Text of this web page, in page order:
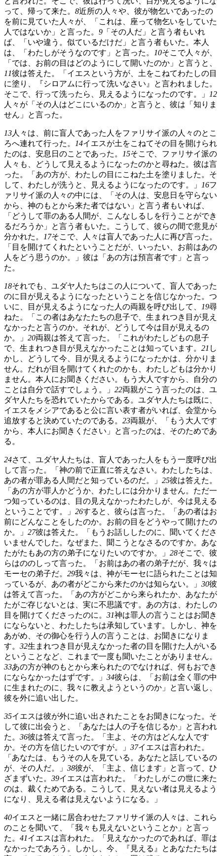
って、帰って来た。 8近所の人々や、彼が物乞いであったの
を前に見ていた人々が、「これは、座って物乞いをしていた
人ではないか」と言った。 9 「その人だ」と言う者もいれ
ば、「いや違う。似ているだけだ」と言う者もいた。本人
は、「わたしがそうなのです」と言った。
10そこで人々が、
「では、お前の目はどのようにして開いたのか」と言うと、
11彼は答えた。「イエスという方が、土をこねてわたしの目
に塗り、『シロアムに行って洗いなさい』と言われました。
そこで、行って洗ったら、見えるようになったのです。」
12
人々が「その人はどこにいるのか」と言うと、彼は「知りま
せん」と言った。
13人々は、前に盲人であった人をファリサイ派の人々のとこ
ろへ連れて行った。
14イエスが土をこねてその目を開けられ
たのは、安息日のことであった。
15そこで、ファリサイ派の
人々も、どうして見えるようになったのかと尋ねた。彼は言
った。「あの方が、わたしの目にこねた土を塗りました。そ
して、わたしが洗うと、見えるようになったのです。」
16フ
ァリサイ派の人々の中には、「その人は、安息日を守らない
から、神のもとから来た者ではない」と言う者もいれば、
「どうして罪のある人間が、こんなしるしを行うことができ
るだろうか」と言う者もいた。こうして、彼らの間で意見が
分かれた。
17そこで、人々は盲人であった人に再び言った。
「目を開けてくれたということだが、いったい、お前はあの
人をどう思うのか。」彼は「あの方は預言者です」と言っ
た。
18それでも、ユダヤ人たちはこの人について、盲人であった
のに目が見えるようになったということを信じなかった。つ
いに、目が見えるようになった人の両親を呼び出して、
19尋
ねた。「この者はあなたたちの息子で、生まれつき目が見え
なかったと言うのか。それが、どうして今は目が見えるの
か。」 20両親は答えて言った。「これがわたしどもの息子
で、生まれつき目が見えなかったことは知っています。 21 し
かし、どうして今、目が見えるようになったかは、分かりま
せん。だれが目を開けてくれたのかも、わたしどもは分かり
ません。本人にお聞きください。もう大人ですから、自分の
ことは自分で話すでしょう。」 22両親がこう言ったのは、ユ
ダヤ人たちを恐れていたからである。ユダヤ人たちは既に、
イエスをメシアであると公に言い表す者がいれば、会堂から
追放すると決めていたのである。 23両親が、「もう大人です
から、本人にお聞きください」と言ったのは、そのためであ
る。
24さて、ユダヤ人たちは、盲人であった人をもう一度呼び出
して言った。「神の前で正直に答えなさい。わたしたちは、
あの者が罪ある人間だと知っているのだ。」 25彼は答えた。
「あの方が罪人かどうか、わたしには分かりません。ただ一
つ知っているのは、目の見えなかったわたしが、今は見える
ということです。」 26すると、彼らは言った。「あの者はお
前にどんなことをしたのか。お前の目をどうやって開けたの
か。」 27彼は答えた。「もうお話ししたのに、聞いてくださ
いませんでした。なぜまた、聞こうとなさるのですか。あな
たがたもあの方の弟子になりたいのですか。」 28そこで、彼
らはののしって言った。「お前はあの者の弟子だが、我々は
モーセの弟子だ。 29我々は、神がモーセに語られたことは知
っているが、あの者がどこから来たのかは知らない。」 30彼
は答えて言った。「あの方がどこから来られたか、あなたが
たがご存じないとは、実に不思議です。あの方は、わたしの
目を開けてくださったのに。 31神は罪人の言うことはお聞き
にならないと、わたしたちは承知しています。しかし、神を
あがめ、その御心を行う人の言うことは、お聞きになりま
す。 32生まれつき目が見えなかった者の目を開けた人がいる
ということなど、これまで一度も聞いたことがありません。
33あの方が神のもとから来られたのでなければ、何もおでき
にならなかったはずです。」 34彼らは、「お前は全く罪の中
に生まれたのに、我々に教えようというのか」と言い返し、
彼を外に追い出した。
35イエスは彼が外に追い出されたことをお聞きになった。そ
して彼に出会うと、「あなたは人の子を信じるか」と言われ
た。 36彼は答えて言った。「主よ、その方はどんな人です
か。その方を信じたいのですが。」 37イエスは言われた。
「あなたは、もうその人を見ている。あなたと話しているの
が、その人だ。」 38彼が、「主よ、信じます」と言って、ひ
ざまずいた。 39イエスは言われた。「わたしがこの世に来た
のは、裁くためである。こうして、見えない者は見えるよう
になり、見える者は見えないようになる。」
40イエスと一緒に居合わせたファリサイ派の人々は、これら
のことを聞いて、「我々も見えないということか」と言っ
た。 41イエスは言われた。「見えなかったのであれば、罪は
なかったであろう。しかし、今、『見える』とあなたたちは